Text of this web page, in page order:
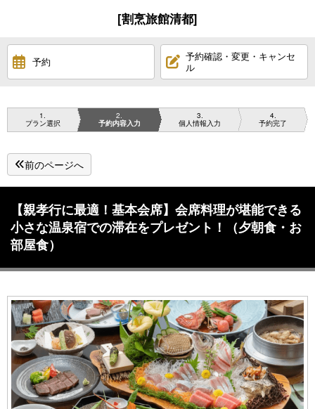
[割烹旅館清都]
予約
予約確認・変更・キャンセ
ル
1
プラン選択
2
予約内容入力
3
個人情報入力
4
予約完了
前のページへ
【親孝行に最適！基本会席】会席料理が堪能できる
小さな温泉宿での滞在をプレゼント！（夕朝食・お
部屋食）